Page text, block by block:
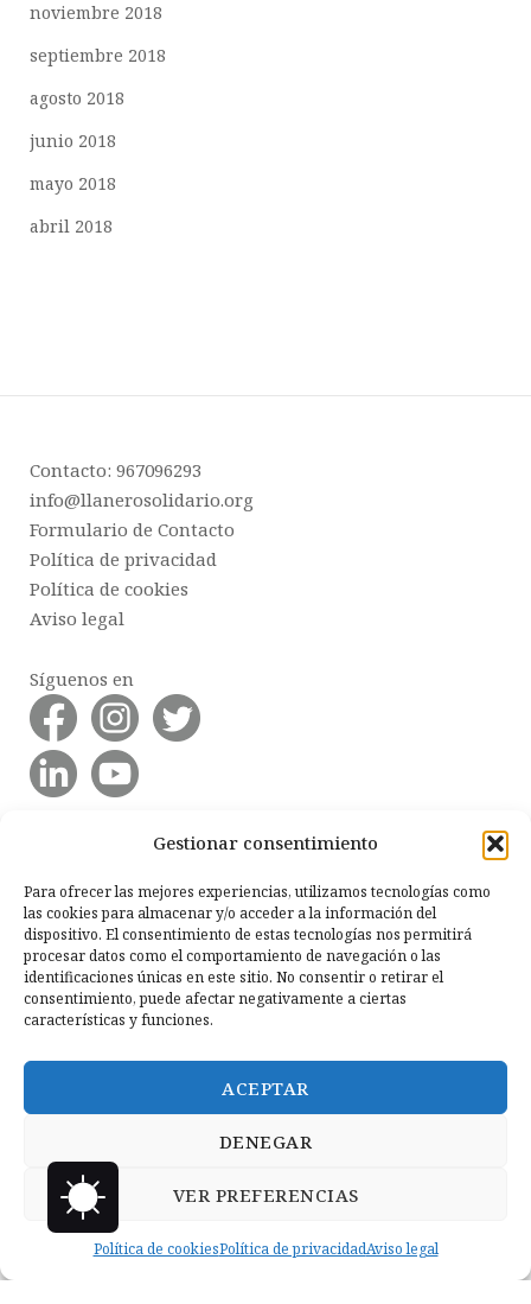
Gestionar consentimiento
Para ofrecer las mejores experiencias, utilizamos tecnologías como
las cookies para almacenar y/o acceder a la información del
dispositivo. El consentimiento de estas tecnologías nos permitirá
procesar datos como el comportamiento de navegación o las
identificaciones únicas en este sitio. No consentir o retirar el
consentimiento, puede afectar negativamente a ciertas
características y funciones.
ACEPTAR
DENEGAR
VER PREFERENCIAS
Política de cookiesPolítica de privacidadAviso legal
noviembre 2018
septiembre 2018
agosto 2018
junio 2018
mayo 2018
abril 2018
Contacto: 967096293
info@llanerosolidario.org
Formulario de Contacto
Política de privacidad
Política de cookies
Aviso legal
Síguenos en